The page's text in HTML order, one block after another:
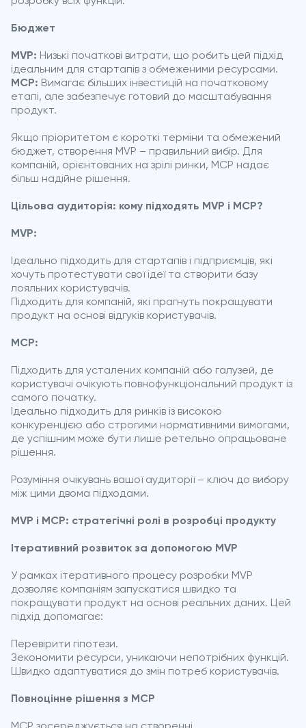
Бюджет
MVP: Низькі початкові витрати, що робить цей підхід
ідеальним для стартапів з обмеженими ресурсами.
MCP: Вимагає більших інвестицій на початковому
етапі, але забезпечує готовий до масштабування
продукт.
Якщо пріоритетом є короткі терміни та обмежений
бюджет, створення MVP – правильний вибір. Для
компаній, орієнтованих на зрілі ринки, MCP надає
більш надійне рішення.
Цільова аудиторія: кому підходять MVP і MCP?
MVP:
Ідеально підходить для стартапів і підприємців, які
хочуть протестувати свої ідеї та створити базу
лояльних користувачів.
Підходить для компаній, які прагнуть покращувати
продукт на основі відгуків користувачів.
MCP:
Підходить для усталених компаній або галузей, де
користувачі очікують повнофункціональний продукт із
самого початку.
Ідеально підходить для ринків із високою
конкуренцією або строгими нормативними вимогами,
де успішним може бути лише ретельно опрацьоване
рішення.
Розуміння очікувань вашої аудиторії – ключ до вибору
між цими двома підходами.
MVP і MCP: стратегічні ролі в розробці продукту
Ітеративний розвиток за допомогою MVP
У рамках ітеративного процесу розробки MVP
дозволяє компаніям запускатися швидко та
покращувати продукт на основі реальних даних. Цей
підхід допомагає:
Перевірити гіпотези.
Зекономити ресурси, уникаючи непотрібних функцій.
Швидко адаптуватися до змін потреб користувачів.
Повноцінне рішення з MCP